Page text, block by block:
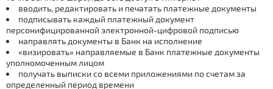
вводить, редактировать и печатать платежные документы
подписывать каждый платежный документ
персонифицированной электронной-цифровой подписью
направлять документы в Банк на исполнение
«визировать» направляемые в Банк платежные документы
уполномоченным лицом
получать выписки со всеми приложениями по счетам за
определенный период времени